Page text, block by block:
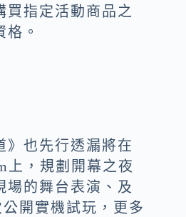
買指定活動商品之
。
》也先行透漏將在
上，規劃開幕之夜
場的舞台表演、及
開實機試玩，更多